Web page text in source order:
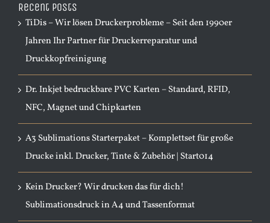
Recent Posts
TiDis – Wir lösen Druckerprobleme – Seit den 1990er
Jahren Ihr Partner für Druckerreparatur und
Druckkopfreinigung
Dr. Inkjet bedruckbare PVC Karten – Standard, RFID,
NFC, Magnet und Chipkarten
A3 Sublimations Starterpaket – Komplettset für große
Drucke inkl. Drucker, Tinte & Zubehör | Start014
Kein Drucker? Wir drucken das für dich!
Sublimationsdruck in A4 und Tassenformat